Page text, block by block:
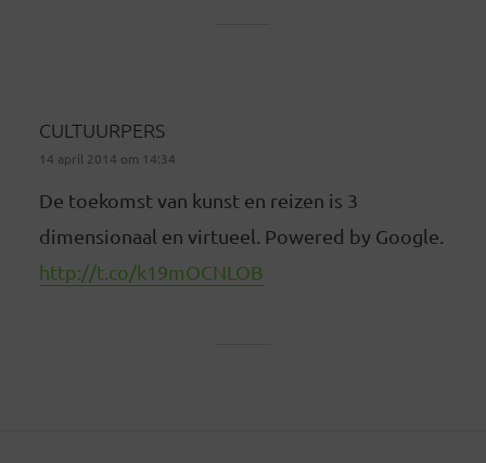
CULTUURPERS
14 april 2014 om 14:34
De toekomst van kunst en reizen is 3
dimensionaal en virtueel. Powered by Google.
http://t.co/k19mOCNLOB